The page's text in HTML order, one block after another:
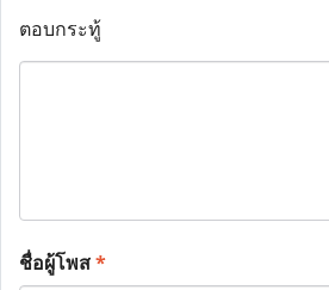
ตอบกระทู้
ชื่อผู้โพส*